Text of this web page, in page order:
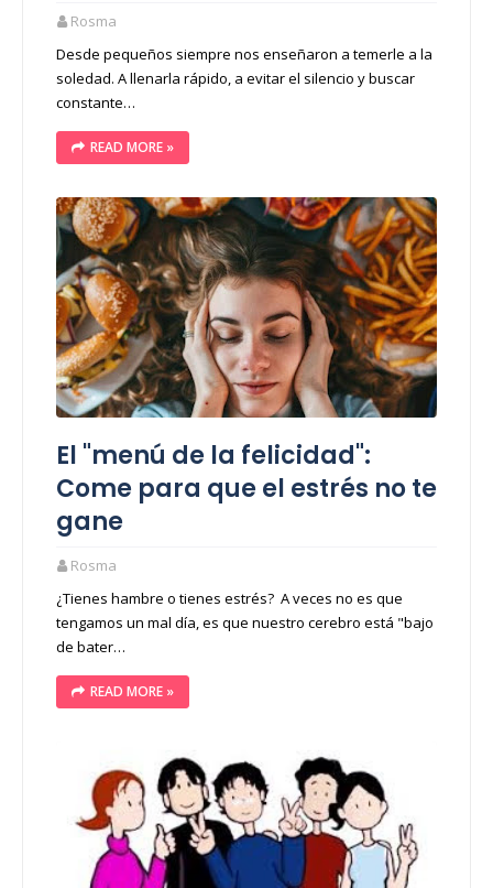
Rosma
Desde pequeños siempre nos enseñaron a temerle a la
soledad. A llenarla rápido, a evitar el silencio y buscar
constante…
READ MORE »
El "menú de la felicidad":
Come para que el estrés no te
gane
Rosma
¿Tienes hambre o tienes estrés? A veces no es que
tengamos un mal día, es que nuestro cerebro está "bajo
de bater…
READ MORE »